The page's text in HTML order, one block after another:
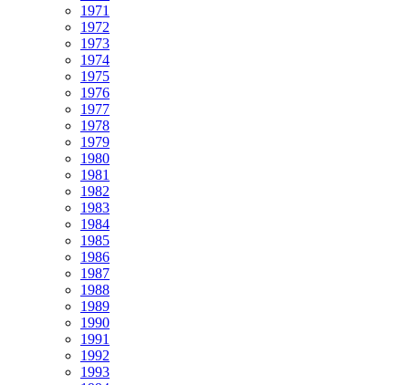
1971
1972
1973
1974
1975
1976
1977
1978
1979
1980
1981
1982
1983
1984
1985
1986
1987
1988
1989
1990
1991
1992
1993